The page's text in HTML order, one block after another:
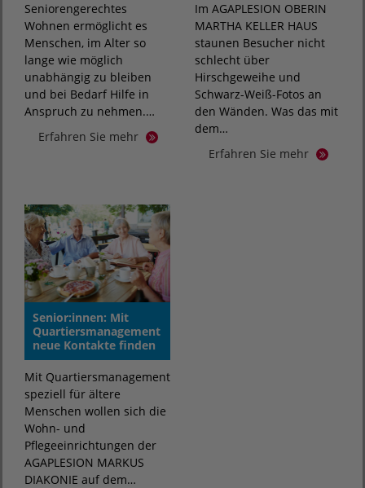
Seniorengerechtes
Wohnen ermöglicht es
Menschen, im Alter so
lange wie möglich
unabhängig zu bleiben
und bei Bedarf Hilfe in
Anspruch zu nehmen.…
Erfahren Sie mehr
Im AGAPLESION OBERIN
MARTHA KELLER HAUS
staunen Besucher nicht
schlecht über
Hirschgeweihe und
Schwarz-Weiß-Fotos an
den Wänden. Was das mit
dem…
Erfahren Sie mehr
Senior:innen: Mit
Quartiersmanagement
neue Kontakte finden
Mit Quartiersmanagement
speziell für ältere
Menschen wollen sich die
Wohn- und
Pflegeeinrichtungen der
AGAPLESION MARKUS
DIAKONIE auf dem…